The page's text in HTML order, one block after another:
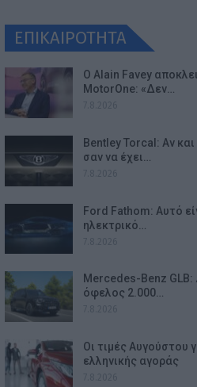
ΕΠΙΚΑΙΡΟΤΗΤΑ
Ο Alain Favey
MotorOne: «Δεν…
Bentley Torcal: Αν
σαν να έχει…
Ford Fathom: Αυτό
ηλεκτρικό…
Mercedes-Benz
όφελος 2.000…
Οι τιμές Αυγούστου
ελληνικής αγοράς